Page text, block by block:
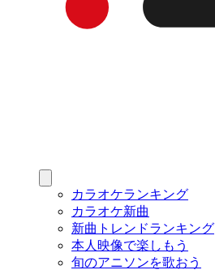
カラオケランキング
カラオケ新曲
新曲トレンドランキング
本人映像で楽しもう
旬のアニソンを歌おう